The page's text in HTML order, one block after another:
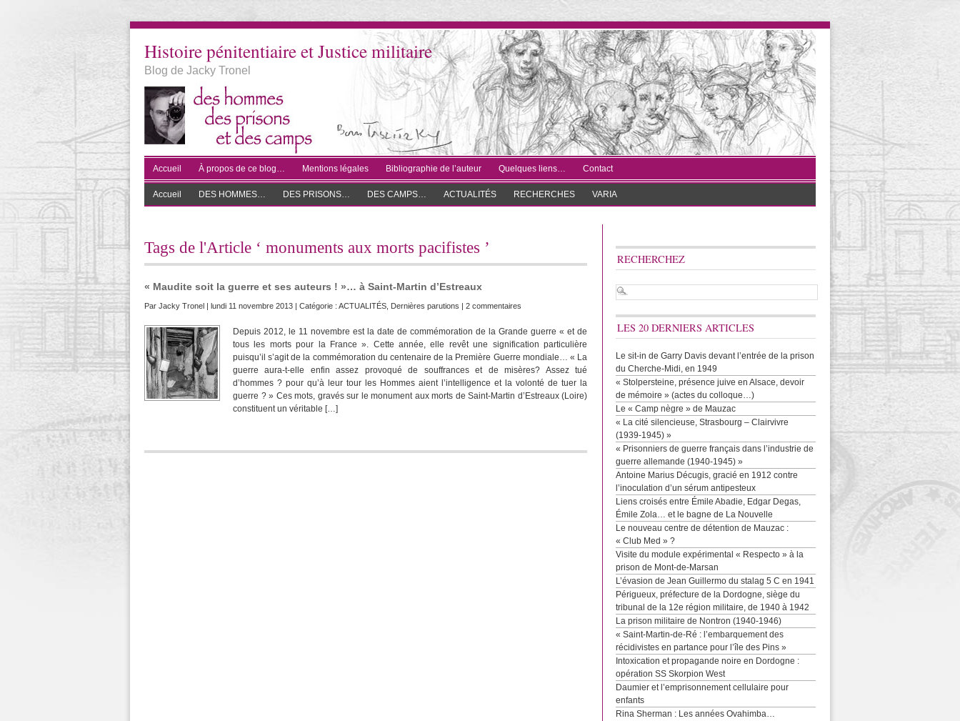
Histoire pénitentiaire et Justice militaire
Blog de Jacky Tronel
Accueil À propos de ce blog… Mentions légales Bibliographie de l’auteur Quelques liens… Contact
Accueil DES HOMMES… DES PRISONS… DES CAMPS… ACTUALITÉS RECHERCHES VARIA
Tags de l'Article ‘ monuments aux morts pacifistes ’
« Maudite soit la guerre et ses auteurs ! »… à Saint-Martin d’Estreaux
Par Jacky Tronel | lundi 11 novembre 2013 | Catégorie : ACTUALITÉS Dernières parutions | 2 commentaires
Depuis 2012, le 11 novembre est la date de commémoration de la Grande guerre « et de
tous les morts pour la France ». Cette année, elle revêt une signification particulière
puisqu’il s’agit de la commémoration du centenaire de la Première Guerre mondiale… « La
guerre aura-t-elle enfin assez provoqué de souffrances et de misères? Assez tué
d’hommes ? pour qu’à leur tour les Hommes aient l’intelligence et la volonté de tuer la
guerre ? » Ces mots, gravés sur le monument aux morts de Saint-Martin d’Estreaux (Loire)
constituent un véritable […]
RECHERCHEZ
LES 20 DERNIERS ARTICLES
Le sit-in de Garry Davis devant l’entrée de la prison
du Cherche-Midi, en 1949
« Stolpersteine, présence juive en Alsace, devoir
de mémoire » (actes du colloque…)
Le « Camp nègre » de Mauzac
« La cité silencieuse, Strasbourg – Clairvivre
(1939-1945) »
« Prisonniers de guerre français dans l’industrie de
guerre allemande (1940-1945) »
Antoine Marius Décugis, gracié en 1912 contre
l’inoculation d’un sérum antipesteux
Liens croisés entre Émile Abadie, Edgar Degas,
Émile Zola… et le bagne de La Nouvelle
Le nouveau centre de détention de Mauzac :
« Club Med » ?
Visite du module expérimental « Respecto » à la
prison de Mont-de-Marsan
L’évasion de Jean Guillermo du stalag 5 C en 1941
Périgueux, préfecture de la Dordogne, siège du
tribunal de la 12e région militaire, de 1940 à 1942
La prison militaire de Nontron (1940-1946)
« Saint-Martin-de-Ré : l’embarquement des
récidivistes en partance pour l’île des Pins »
Intoxication et propagande noire en Dordogne :
opération SS Skorpion West
Daumier et l’emprisonnement cellulaire pour
enfants
Rina Sherman : Les années Ovahimba…